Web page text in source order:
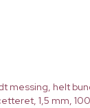
messing, helt
1,5 mm,